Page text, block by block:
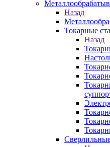
Назад
Токарные
Назад